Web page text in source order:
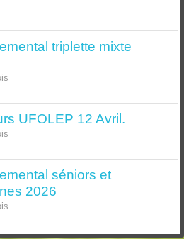
triplette mixte
UFOLEP 12 Avril.
séniors et
2026